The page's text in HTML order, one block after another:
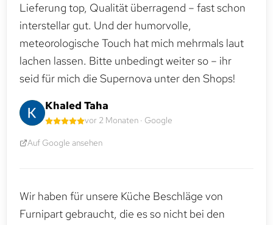
Lieferung top, Qualität überragend – fast schon
interstellar gut. Und der humorvolle,
meteorologische Touch hat mich mehrmals laut
lachen lassen. Bitte unbedingt weiter so – ihr
seid für mich die Supernova unter den Shops!
Khaled Taha
vor 2 Monaten · Google
Auf Google ansehen
Wir haben für unsere Küche Beschläge von
Furnipart gebraucht, die es so nicht bei den